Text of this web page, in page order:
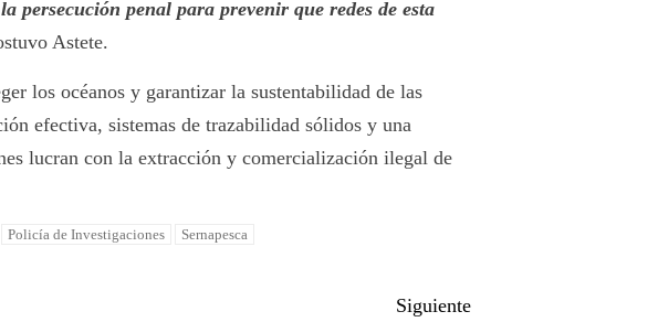
persecución penal para prevenir que redes de esta
Astete.
los océanos y garantizar la sustentabilidad de las
efectiva, sistemas de trazabilidad sólidos y una
lucran con la extracción y comercialización ilegal de
Policía de Investigaciones
Sernapesca
Siguiente